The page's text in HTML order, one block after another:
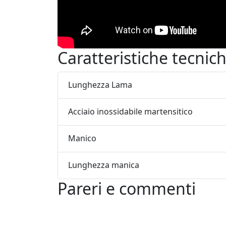
Caratteristiche
Lunghezza Lama
Acciaio inossidabile martensitico
Manico
Lunghezza manica
Pareri e commenti